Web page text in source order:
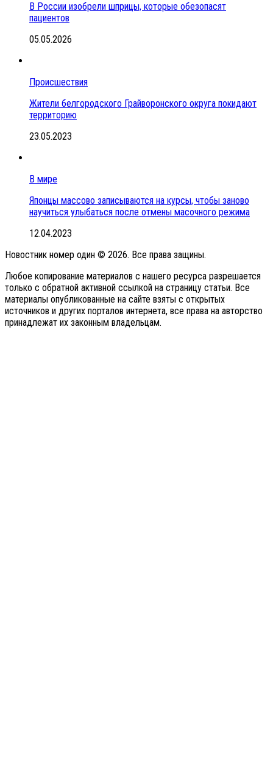
В России изобрели шприцы, которые обезопасят
пациентов
05.05.2026
Происшествия
Жители белгородского Грайворонского округа покидают
территорию
23.05.2023
В мире
Японцы массово записываются на курсы, чтобы заново
научиться улыбаться после отмены масочного режима
12.04.2023
Новостник номер один © 2026. Все права защины.
Любое копирование материалов с нашего ресурса разрешается
только с обратной активной ссылкой на страницу статьи. Все
материалы опубликованные на сайте взяты с открытых
источников и других порталов интернета, все права на авторство
принадлежат их законным владельцам.